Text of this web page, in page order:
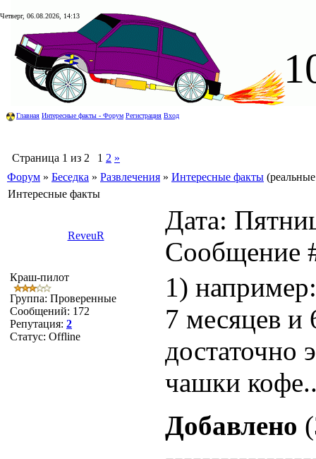
Четверг, 06.08.2026, 14:13
Главная Интересные факты - Форум Регистрация Вход
Страница 1 из 2 1 2 »
Форум » Беседка » Развлечения » Интересные факты
Интересные факты
ReveuR
Дата:
Сообщение
Краш-пилот
Группа: Проверенные
Сообщений: 172
Репутация: 2
Статус: Offline
1)
7 месяцев и
достаточно
чашки
Добавлено